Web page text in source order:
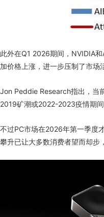
此外在Q1 2026期间，NVIDIA
加价格上涨，进一步压制了市场
Jon Peddie Research指出，当
2019矿潮或2022-2023疫情期间
不过PC市场在2026年第一季度
攀升已让大多数消费者望而却步